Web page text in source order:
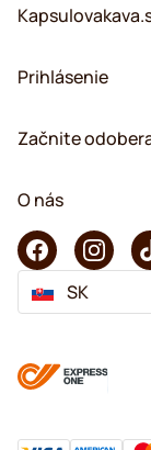
Prihlásenie
Začnite
O nás
SK